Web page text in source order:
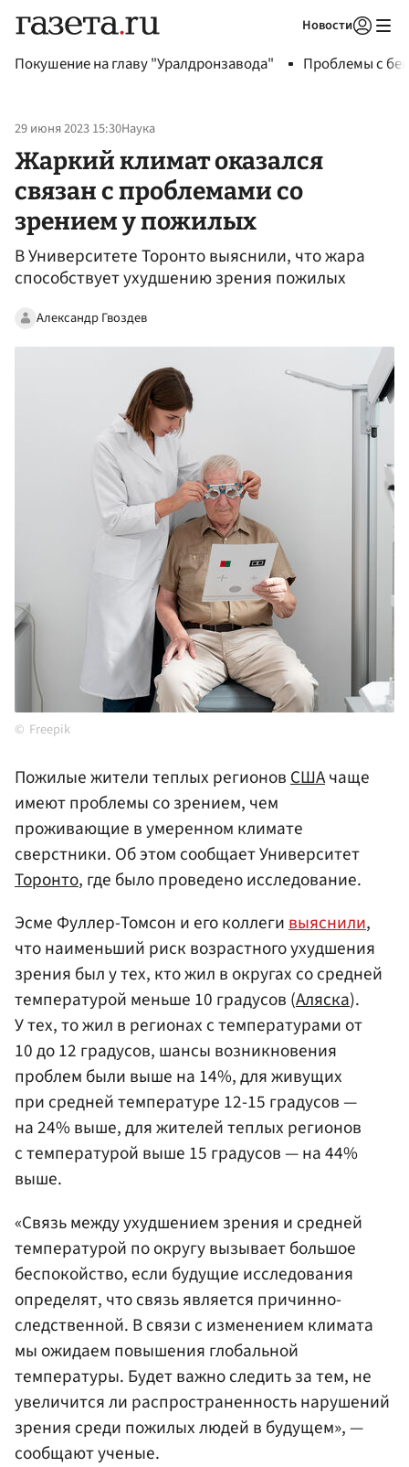
Новости
Покушение на главу "Уралдронзавода" Проблемы с
29 июня 2023 15:30Наука
Жаркий климат оказался
связан с проблемами со
зрением у пожилых
В Университете Торонто выяснили, что жара
способствует ухудшению зрения пожилых
Александр Гвоздев
Freepik
Пожилые жители теплых регионовСШАчаще
имеют проблемы со зрением, чем
проживающие в умеренном климате
сверстники. Об этом сообщает Университет
Торонто, где было проведено исследование.
Эсме Фуллер-Томсон и его коллегивыяснили,
что наименьший риск возрастного ухудшения
зрения был у тех, кто жил в округах со средней
температурой меньше 10 градусов (Аляска).
У тех, то жил в регионах с температурами от
10 до 12 градусов, шансы возникновения
проблем были выше на 14%, для живущих
при средней температуре 12-15 градусов —
на 24% выше, для жителей теплых регионов
с температурой выше 15 градусов — на 44%
выше.
«Связь между ухудшением зрения и средней
температурой по округу вызывает большое
беспокойство, если будущие исследования
определят, что связь является причинно-
следственной. В связи с изменением климата
мы ожидаем повышения глобальной
температуры. Будет важно следить за тем, не
увеличится ли распространенность нарушений
зрения среди пожилых людей в будущем», —
сообщают ученые.